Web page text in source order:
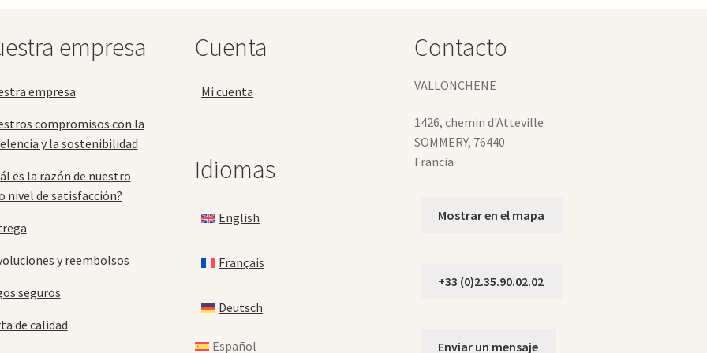
en
empresa
empresa
compromisos con la
y la sostenibilidad
es la razón de nuestro
nivel de satisfacción?
y reembolsos
seguros
de calidad
Cuenta
Mi cuenta
Idiomas
English
Français
Deutsch
Español
Contacto
VALLONCHENE
1426, chemin d'Atteville
SOMMERY, 76440
Francia
Mostrar en el mapa
+33 (0)2.35.90.02.02
Enviar un mensaje